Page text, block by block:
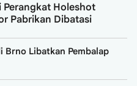
Perangkat Holeshot
Pabrikan Dibatasi
Brno Libatkan Pembalap